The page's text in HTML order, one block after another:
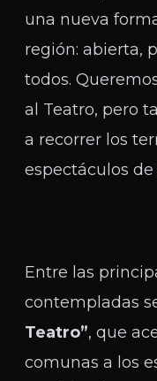
una nueva
región: abierta,
todos.
al Teatro, pero
a recorrer los
espectáculos de
Entre las
contempladas
Teatro”, que
comunas a los